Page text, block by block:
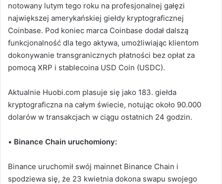
notowany lutym tego roku na profesjonalnej gałęzi
największej amerykańskiej giełdy kryptograficznej
Coinbase. Pod koniec marca Coinbase dodał dalszą
funkcjonalność dla tego aktywa, umożliwiając klientom
dokonywanie transgranicznych płatności bez opłat za
pomocą XRP i stablecoina USD Coin (USDC).
Aktualnie Huobi.com plasuje się jako 183. giełda
kryptograficzna na całym świecie, notując około 90.000
dolarów w transakcjach w ciągu ostatnich 24 godzin.
• Binance Chain uruchomiony:
Binance uruchomił swój mainnet Binance Chain i
spodziewa się, że 23 kwietnia dokona swapu swojego